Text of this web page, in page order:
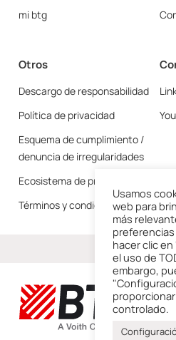
mi btg
Otros
Descargo de responsabilidad
Política de privacidad
Esquema de cumplimiento /
denuncia de irregularidades
Ecosistema de proveedores
Términos y condiciones
Más
Usamos
web para
más
hacer clic
el uso de
embargo,
controlado.